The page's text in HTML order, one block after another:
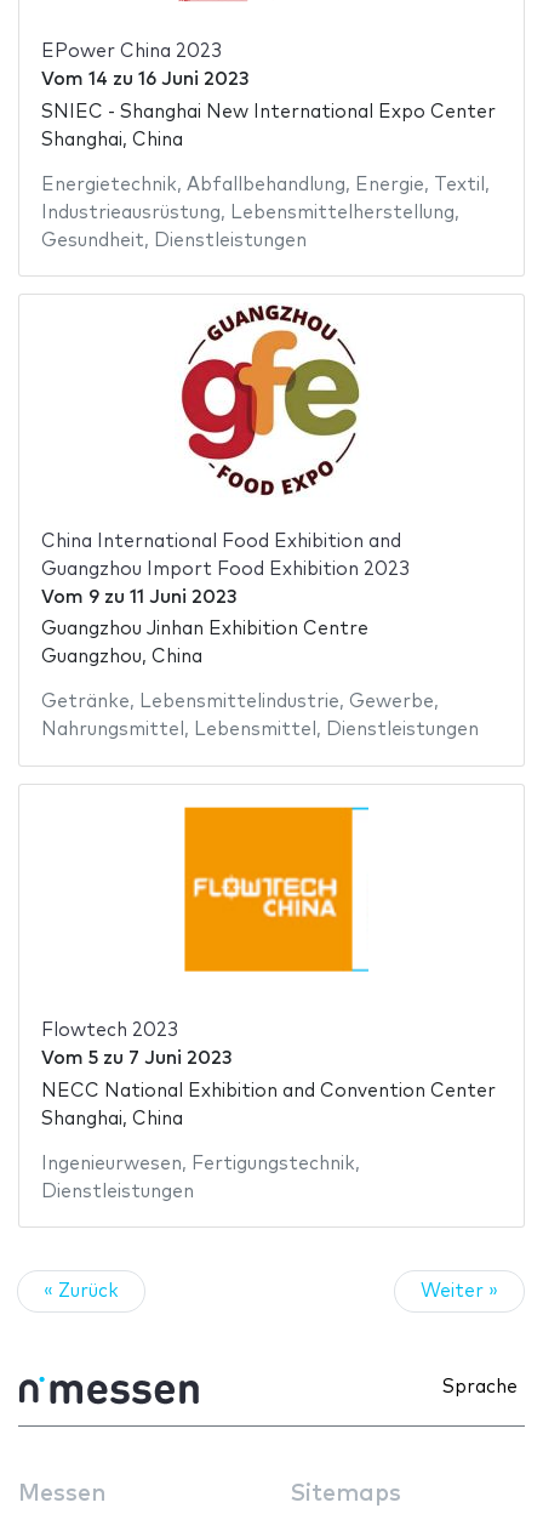
EPower China 2023
Vom 14 zu 16 Juni 2023
SNIEC - Shanghai New International Expo Center
Shanghai, China
Energietechnik, Abfallbehandlung, Energie, Textil ,
Industrieausrüstung, Lebensmittelherstellung,
Gesundheit, Dienstleistungen
China International Food Exhibition and
Guangzhou Import Food Exhibition 2023
Vom 9zu 11 Juni 2023
Guangzhou Jinhan Exhibition Centre
Guangzhou, China
Getränke, Lebensmittelindustrie, Gewerbe,
Nahrungsmittel , Lebensmittel , Dienstleistungen
Flowtech 2023
Vom 5zu 7 Juni 2023
NECC National Exhibition and Convention Center
Shanghai, China
Ingenieurwesen, Fertigungstechnik,
Dienstleistungen
« Zurück Weiter »
Sprache
Messen Sitemaps